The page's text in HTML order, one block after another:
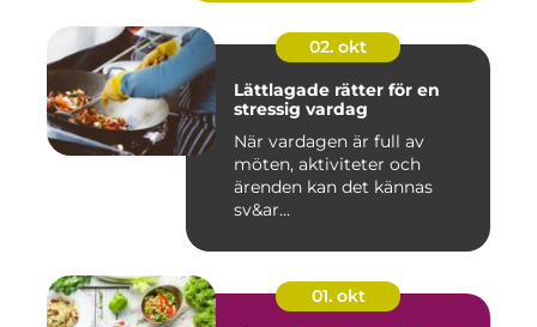
02. okt
Lättlagade rätter för en
stressig vardag
När vardagen är full av
möten, aktiviteter och
ärenden kan det kännas
sv&ar...
01. okt